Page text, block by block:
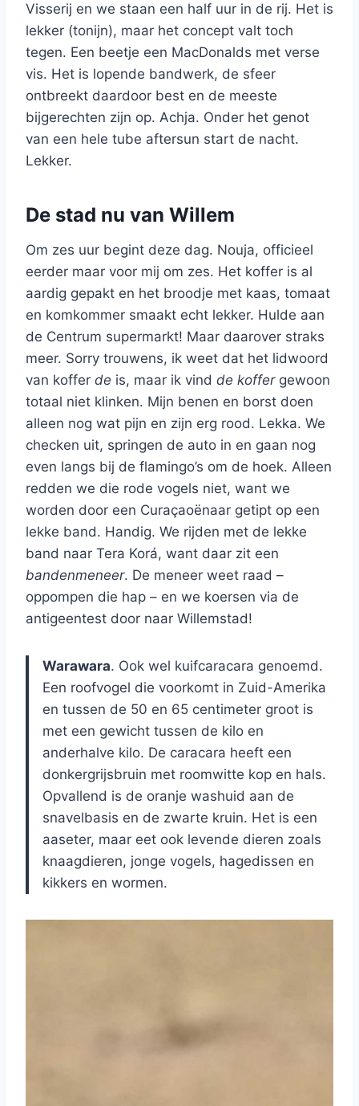
Visserij en we staan een half uur in de rij. Het is
lekker (tonijn), maar het concept valt toch
tegen. Een beetje een MacDonalds met verse
vis. Het is lopende bandwerk, de sfeer
ontbreekt daardoor best en de meeste
bijgerechten zijn op. Achja. Onder het genot
van een hele tube aftersun start de nacht.
Lekker.
De stad nu van Willem
Om zes uur begint deze dag. Nouja, officieel
eerder maar voor mij om zes. Het koffer is al
aardig gepakt en het broodje met kaas, tomaat
en komkommer smaakt echt lekker. Hulde aan
de Centrum supermarkt! Maar daarover straks
meer. Sorry trouwens, ik weet dat het lidwoord
van koffer de is, maar ik vind de koffergewoon
totaal niet klinken. Mijn benen en borst doen
alleen nog wat pijn en zijn erg rood. Lekka. We
checken uit, springen de auto in en gaan nog
even langs bij de flamingo’s om de hoek. Alleen
redden we die rode vogels niet, want we
worden door een Curaçaoënaar getipt op een
lekke band. Handig. We rijden met de lekke
band naar Tera Korá, want daar zit een
bandenmeneer. De meneer weet raad –
oppompen die hap – en we koersen via de
antigeentest door naar Willemstad!
Warawara. Ook wel kuifcaracara genoemd.
Een roofvogel die voorkomt in Zuid-Amerika
en tussen de 50 en 65 centimeter groot is
met een gewicht tussen de kilo en
anderhalve kilo. De caracara heeft een
donkergrijsbruin met roomwitte kop en hals.
Opvallend is de oranje washuid aan de
snavelbasis en de zwarte kruin. Het is een
aaseter, maar eet ook levende dieren zoals
knaagdieren, jonge vogels, hagedissen en
kikkers en wormen.